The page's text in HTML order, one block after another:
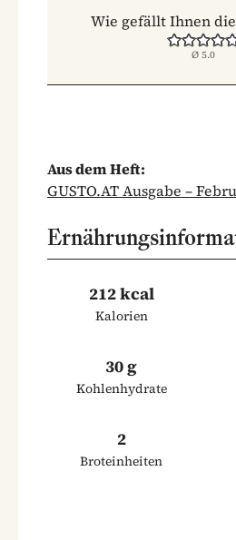
Wie gefällt Ihnen
Ø 5.0
Aus dem Heft:
GUSTO.AT Ausgabe –
212 kcal
Kalorien
30 g
Kohlenhydrate
2
Broteinheiten